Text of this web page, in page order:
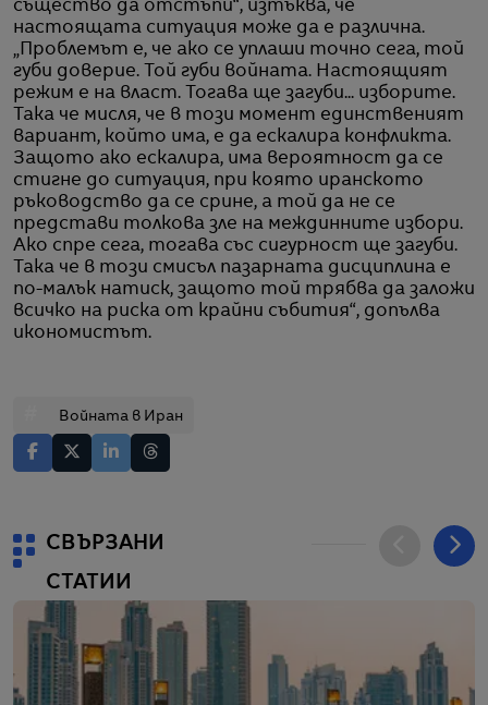
същество да отстъпи“, изтъква, че
настоящата ситуация може да е различна.
„Проблемът е, че ако се уплаши точно сега, той
губи доверие. Той губи войната. Настоящият
режим е на власт. Тогава ще загуби... изборите.
Така че мисля, че в този момент единственият
вариант, който има, е да ескалира конфликта.
Защото ако ескалира, има вероятност да се
стигне до ситуация, при която иранското
ръководство да се срине, а той да не се
представи толкова зле на междинните избори.
Ако спре сега, тогава със сигурност ще загуби.
Така че в този смисъл пазарната дисциплина е
по-малък натиск, защото той трябва да заложи
всичко на риска от крайни събития“, допълва
икономистът.
Войната в Иран
СВЪРЗАНИ
СТАТИИ